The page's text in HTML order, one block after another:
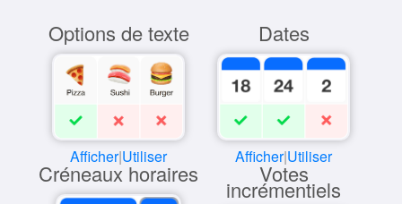
Options de texte
Afficher|Utiliser
Dates
Afficher|Utiliser
Créneaux horaires Votes
incrémentiels